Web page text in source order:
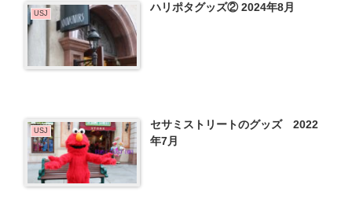
USJ ハリポタグッズ② 2024年8月
USJ
セサミストリートのグッズ 2022
年7月